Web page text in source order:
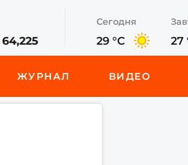
64,225
Сегодня
29 °C 27
ЖУРНАЛ ВИДЕО